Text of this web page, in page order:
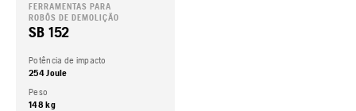
FERRAMENTAS PARA
ROBÔS DE DEMOLIÇÃO
SB 152
Potência de impacto
254 Joule
Peso
148 kg